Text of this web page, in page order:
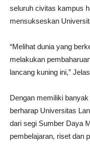
seluruh civitas kampus
mensukseskan
“Melihat dunia yang
melakukan
lancang kuning ini,”
Dengan memiliki
berharap Universitas
dari segi Sumber Daya
pembelajaran, riset dan